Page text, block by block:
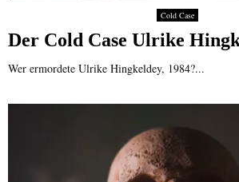
Cold Case
Der Cold Case Ulrike
Wer ermordete Ulrike Hingkeldey, 1984?...